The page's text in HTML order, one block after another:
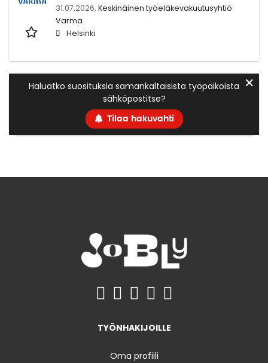
31.07.2026, Keskinäinen työeläkevakuutusyhtiö
Varma
Helsinki
Haluatko suosituksia samankaltaisista työpaikoista
sähköpostitse?
Tilaa hakuvahti
✕
TYÖNHAKIJOILLE
Oma profiili